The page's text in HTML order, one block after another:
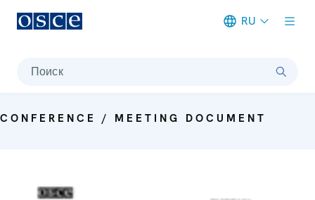
RU
Поиск
CONFERENCE / MEETING DOCUMENT